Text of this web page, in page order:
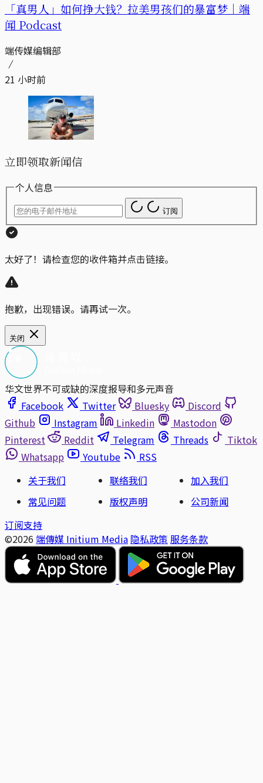
「真男人」如何挣大钱？拉美男孩们的暴富梦｜端
闻 Podcast
端传媒编辑部
21 小时前
立即领取新闻信
个人信息
订阅
太好了！请检查您的收件箱并点击链接。
抱歉，出现错误。请再试一次。
关闭
华文世界不可或缺的深度报导和多元声音
Facebook
Twitter Bluesky
Discord
Github
Instagram Linkedin
Mastodon
Pinterest
Reddit Telegram Threads
Tiktok
Whatsapp
Youtube
RSS
关于我们
联络我们
加入我们
常见问题
版权声明
公司新闻
订阅支持
©2026 端傳媒 Initium Media 隐私政策 服务条款